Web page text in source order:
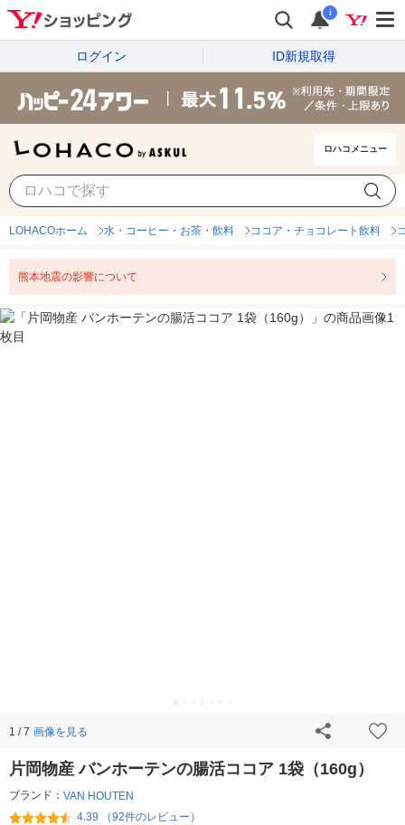
i
ログイン ID新規取得
ロハコメニュー
LOHACOホーム 水・コーヒー・お茶・飲料 ココア・チョコレート飲料
熊本地震の影響について
1 / 7 画像を見る
片岡物産 バンホーテンの腸活ココア 1袋（160g）
ブランド： VAN HOUTEN
4.39 （92件のレビュー）